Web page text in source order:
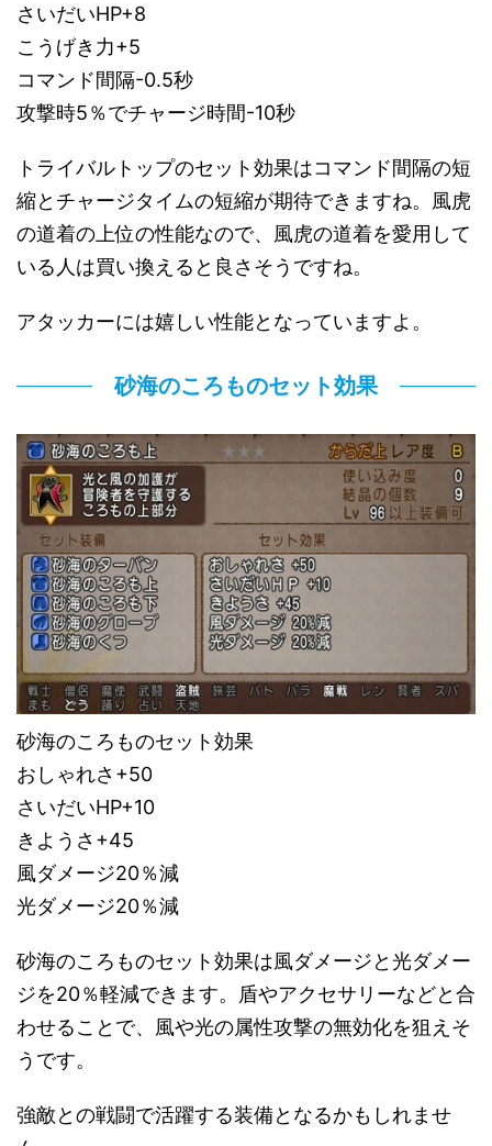
さいだいHP+8
こうげき力+5
コマンド間隔-0.5秒
攻撃時5％でチャージ時間-10秒
トライバルトップのセット効果はコマンド間隔の短
縮とチャージタイムの短縮が期待できますね。風虎
の道着の上位の性能なので、風虎の道着を愛用して
いる人は買い換えると良さそうですね。
アタッカーには嬉しい性能となっていますよ。
砂海のころものセット効果
砂海のころものセット効果
おしゃれさ+50
さいだいHP+10
きようさ+45
風ダメージ20％減
光ダメージ20％減
砂海のころものセット効果は風ダメージと光ダメー
ジを20％軽減できます。盾やアクセサリーなどと合
わせることで、風や光の属性攻撃の無効化を狙えそ
うです。
強敵との戦闘で活躍する装備となるかもしれませ